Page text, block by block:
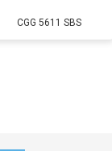
CGG 5611 SBS